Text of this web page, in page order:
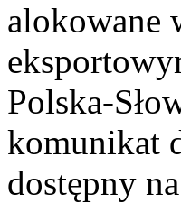
alokowane
Polska-
komunikat
dostępny